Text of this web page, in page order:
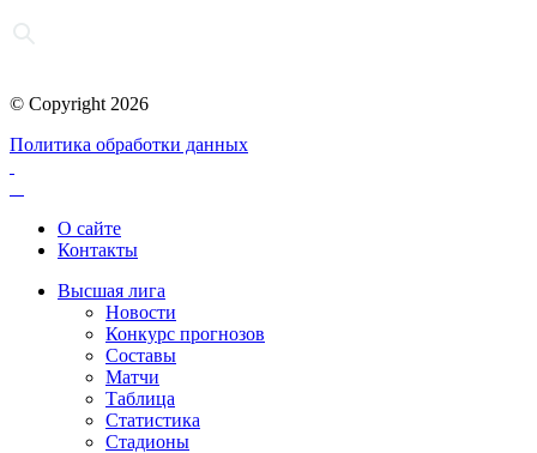
© Copyright 2026
Политика обработки данных
О сайте
Контакты
Высшая лига
Новости
Конкурс прогнозов
Составы
Матчи
Таблица
Статистика
Стадионы